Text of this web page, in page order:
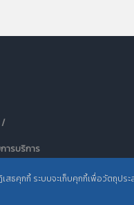
ธคุกกี้ ระบบจะเก็บคุกกี้เพื่อวัตถุปร
/
ารบริการ